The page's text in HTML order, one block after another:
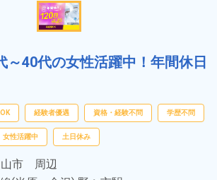
40代の女性活躍中！年間休日
経験者優遇 資格・経験不問 学歴不問
女性活躍中 土日休み
山市 周辺